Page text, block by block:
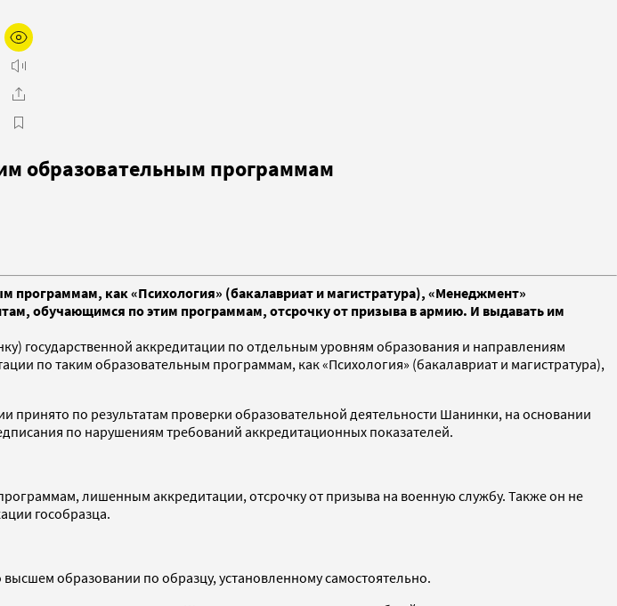
образовательным программам
как «Психология» (бакалавриат и магистратура), «Менеджмент»
обучающимся по этим программам, отсрочку от призыва в армию. И выдавать им
государственной аккредитации по отдельным уровням образования и направлениям
по таким образовательным программам, как «Психология» (бакалавриат и магистратура),
принято по результатам проверки образовательной деятельности Шанинки, на основании
по нарушениям требований аккредитационных показателей.
лишенным аккредитации, отсрочку от призыва на военную службу. Также он не
гособразца.
образовании по образцу, установленному самостоятельно.